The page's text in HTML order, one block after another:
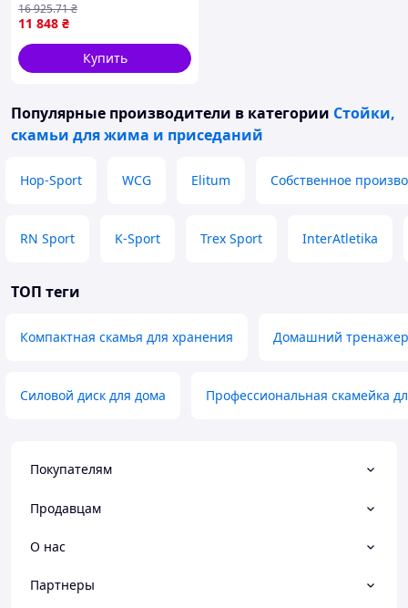
11 848 ₴
16 925.71₴
Купить
Популярные производители в категории Стойки,
скамьи для жима и приседаний
Hop-Sport WCG Elitum Собственное
RN Sport K-Sport Trex Sport InterAtletika
ТОП теги
Компактная скамья для хранения Домашний
Силовой диск для дома Профессиональная скамейка
Покупателям
Продавцам
О нас
Партнеры